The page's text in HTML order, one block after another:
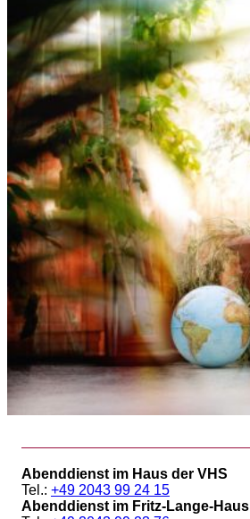
Abenddienst im Haus der VHS
Tel.: +49 2043 99 24 15
Abenddienst im Fritz-Lange-Haus